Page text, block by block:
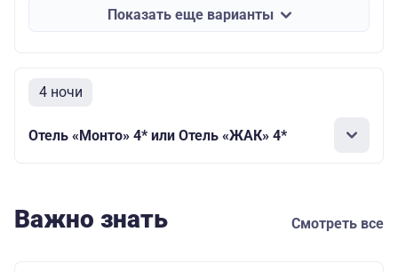
Показать еще варианты
4 ночи
Отель «Монто» 4* или Отель «ЖАК» 4*
Важно знать Смотреть все